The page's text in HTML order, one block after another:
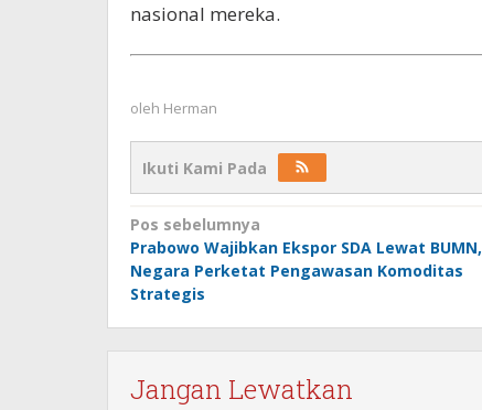
nasional mereka.
oleh Herman
Ikuti Kami Pada
Navigasi
pos
Pos sebelumnya
Prabowo Wajibkan Ekspor SDA Lewat BUMN,
Negara Perketat Pengawasan Komoditas
Strategis
Jangan Lewatkan